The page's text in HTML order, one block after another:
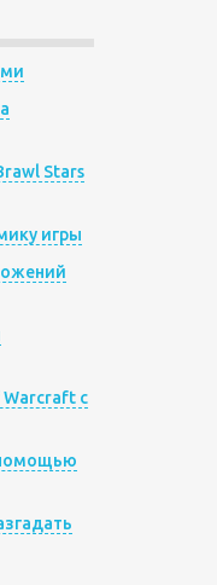
Stars
игры
с
помощью